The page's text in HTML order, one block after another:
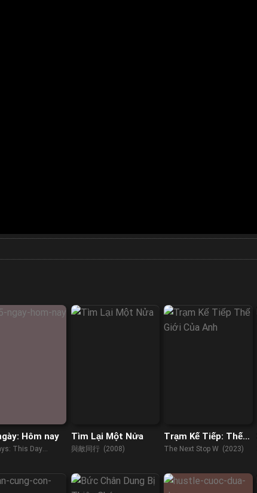
Hôm nay
This Day
Tìm Lại Một Nửa
與敵同行 (2008)
Trạm Kế Tiếp: Thế
Giới Của Anh
The Next Stop W (2023)